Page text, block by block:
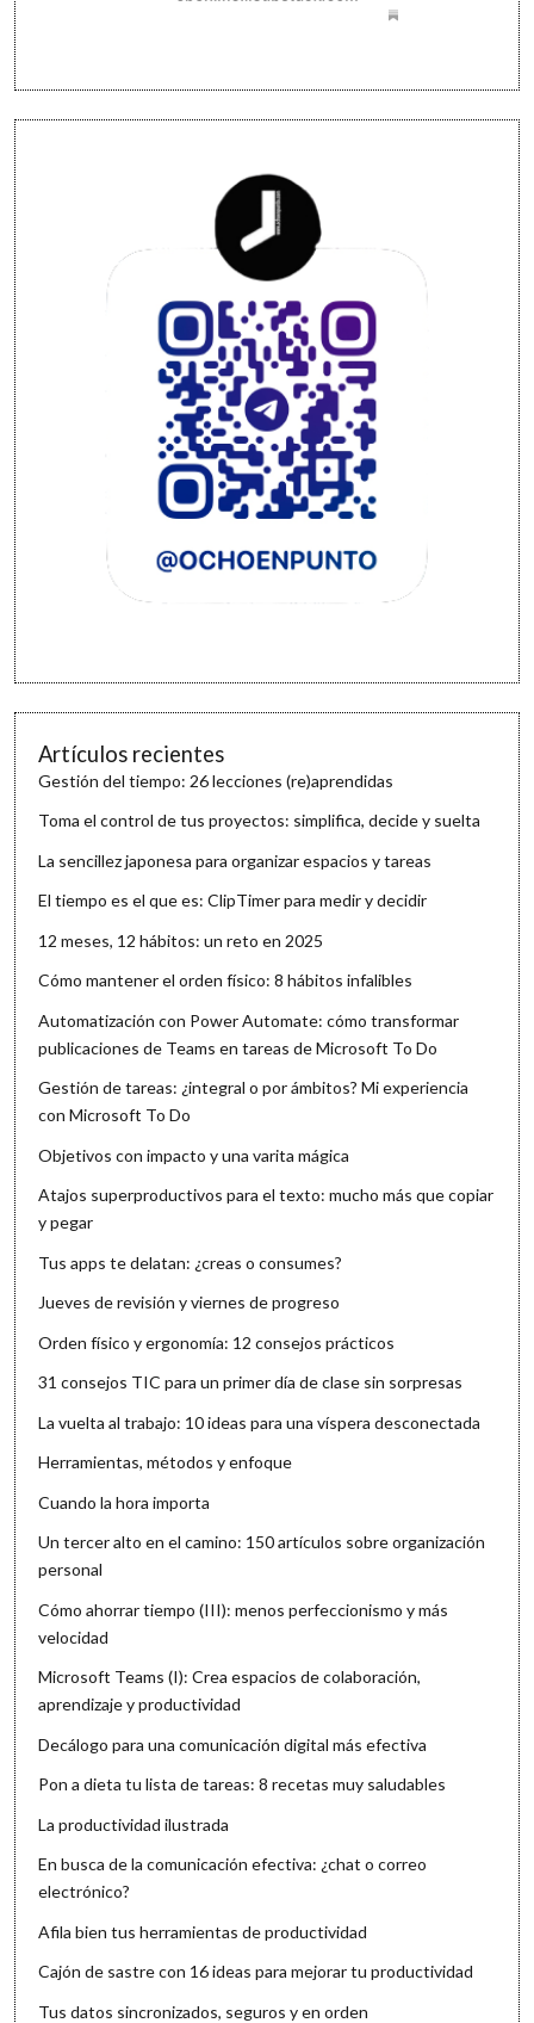
Artículos recientes
Gestión del tiempo: 26 lecciones (re)aprendidas
Toma el control de tus proyectos: simplifica, decide y suelta
La sencillez japonesa para organizar espacios y tareas
El tiempo es el que es: ClipTimer para medir y decidir
12 meses, 12 hábitos: un reto en 2025
Cómo mantener el orden físico: 8 hábitos infalibles
Automatización con Power Automate: cómo transformar
publicaciones de Teams en tareas de Microsoft To Do
Gestión de tareas: ¿integral o por ámbitos? Mi experiencia
con Microsoft To Do
Objetivos con impacto y una varita mágica
Atajos superproductivos para el texto: mucho más que copiar
y pegar
Tus apps te delatan: ¿creas o consumes?
Jueves de revisión y viernes de progreso
Orden físico y ergonomía: 12 consejos prácticos
31 consejos TIC para un primer día de clase sin sorpresas
La vuelta al trabajo: 10 ideas para una víspera desconectada
Herramientas, métodos y enfoque
Cuando la hora importa
Un tercer alto en el camino: 150 artículos sobre organización
personal
Cómo ahorrar tiempo (III): menos perfeccionismo y más
velocidad
Microsoft Teams (I): Crea espacios de colaboración,
aprendizaje y productividad
Decálogo para una comunicación digital más efectiva
Pon a dieta tu lista de tareas: 8 recetas muy saludables
La productividad ilustrada
En busca de la comunicación efectiva: ¿chat o correo
electrónico?
Afila bien tus herramientas de productividad
Cajón de sastre con 16 ideas para mejorar tu productividad
Tus datos sincronizados, seguros y en orden